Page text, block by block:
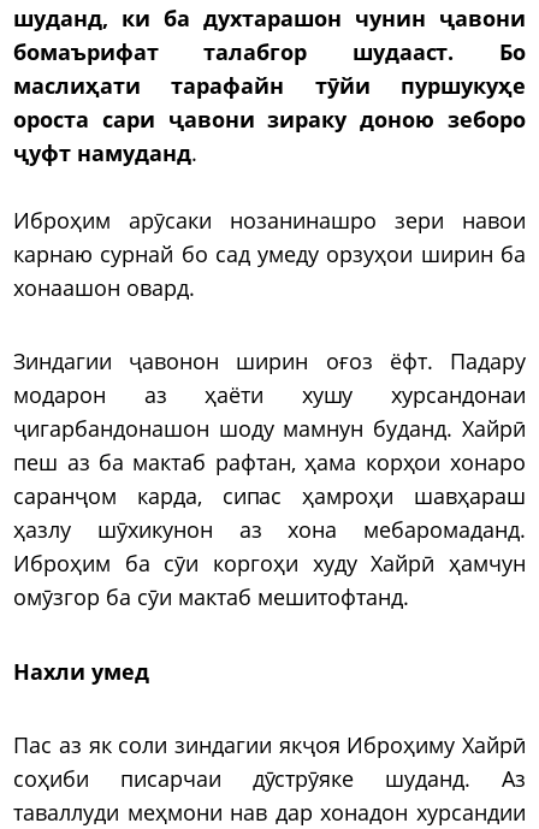
шуданд, ки ба духтарашон чунин ҷавони
бомаърифат талабгор шудааст. Бо
маслиҳати тарафайн тӯйи пуршукуҳе
ороста сари ҷавони зираку доною зеборо
ҷуфт намуданд.
Иброҳим арӯсаки нозанинашро зери навои
карнаю сурнай бо сад умеду орзуҳои ширин ба
хонаашон овард.
Зиндагии ҷавонон ширин оғоз ёфт. Падару
модарон аз ҳаёти хушу хурсандонаи
ҷигарбандонашон шоду мамнун буданд. Хайрӣ
пеш аз ба мактаб рафтан, ҳама корҳои хонаро
саранҷом карда, сипас ҳамроҳи шавҳараш
ҳазлу шӯхикунон аз хона мебаромаданд.
Иброҳим ба сӯи коргоҳи худу Хайрӣ ҳамчун
омӯзгор ба сӯи мактаб мешитофтанд.
Нахли умед
Пас аз як соли зиндагии якҷоя Иброҳиму Хайрӣ
соҳиби писарчаи дӯстрӯяке шуданд. Аз
таваллуди меҳмони нав дар хонадон хурсандии